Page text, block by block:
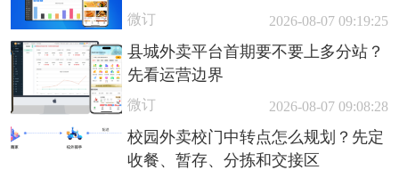
微订 2026-08-07 09:19:25
县城外卖平台首期要不要上多分站？
先看运营边界
微订 2026-08-07 09:08:28
校园外卖校门中转点怎么规划？先定
收餐、暂存、分拣和交接区